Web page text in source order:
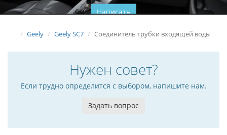
Написать
Geely Geely SC7 Соединитель трубки входящей воды
Нужен совет?
Если трудно определится с выбором, напишите нам.
Задать вопрос